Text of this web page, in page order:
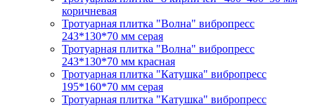
коричневая
Тротуарная плитка "Волна" вибропресс
243*130*70 мм серая
Тротуарная плитка "Волна" вибропресс
243*130*70 мм красная
Тротуарная плитка "Катушка" вибропресс
195*160*70 мм серая
Тротуарная плитка "Катушка" вибропресс